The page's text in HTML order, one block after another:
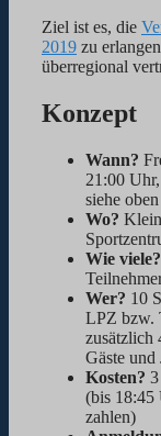
Ziel ist es, die
2019 zu
überregional
Konzept
Wann?
21:00
siehe oben
Wo?
Wie viele?
Wer? 10
LPZ bzw.
zusätzlich
Gäste und
Kosten?
(bis 18:45
zahlen)